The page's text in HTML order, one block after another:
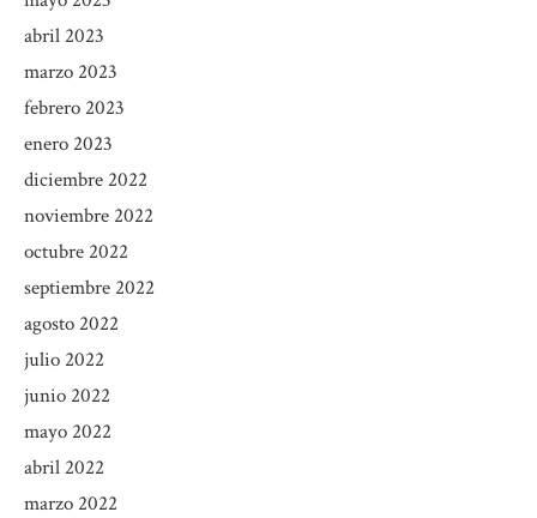
abril 2023
marzo 2023
febrero 2023
enero 2023
diciembre 2022
noviembre 2022
octubre 2022
septiembre 2022
agosto 2022
julio 2022
junio 2022
mayo 2022
abril 2022
marzo 2022